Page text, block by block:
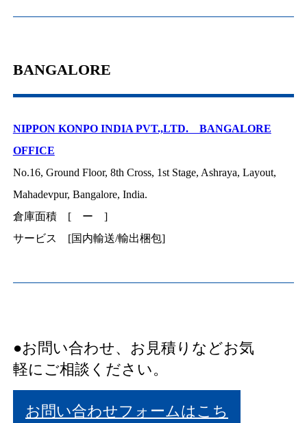
BANGALORE
NIPPON KONPO INDIA PVT.,LTD. BANGALORE
OFFICE
No.16, Ground Floor, 8th Cross, 1st Stage, Ashraya, Layout,
Mahadevpur, Bangalore, India.
倉庫面積 [ ー ]
サービス [国内輸送/輸出梱包]
●お問い合わせ、お見積りなどお気
軽にご相談ください。
お問い合わせフォームはこち